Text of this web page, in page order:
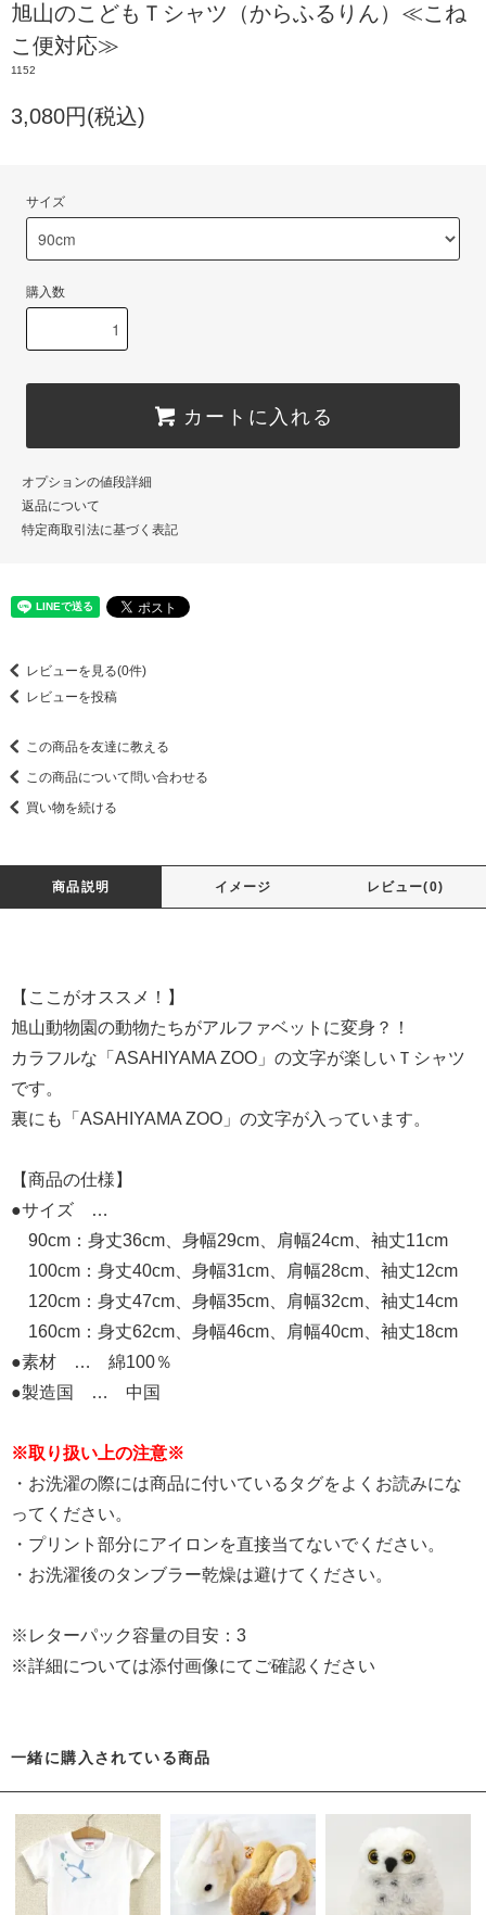
旭山のこどもＴシャツ（からふるりん）≪こね
こ便対応≫
1152
3,080円(税込)
サイズ
購入数
カートに入れる
オプションの値段詳細
返品について
特定商取引法に基づく表記
レビューを見る(0件)
レビューを投稿
この商品を友達に教える
この商品について問い合わせる
買い物を続ける
商品説明 イメージ レビュー(0)
【ここがオススメ！】
旭山動物園の動物たちがアルファベットに変身？！
カラフルな「ASAHIYAMA ZOO」の文字が楽しいＴシャツ
です。
裏にも「ASAHIYAMA ZOO」の文字が入っています。
【商品の仕様】
●サイズ …
90cm：身丈36cm、身幅29cm、肩幅24cm、袖丈11cm
100cm：身丈40cm、身幅31cm、肩幅28cm、袖丈12cm
120cm：身丈47cm、身幅35cm、肩幅32cm、袖丈14cm
160cm：身丈62cm、身幅46cm、肩幅40cm、袖丈18cm
●素材 … 綿100％
●製造国 … 中国
※取り扱い上の注意※
・お洗濯の際には商品に付いているタグをよくお読みにな
ってください。
・プリント部分にアイロンを直接当てないでください。
・お洗濯後のタンブラー乾燥は避けてください。
※レターパック容量の目安：3
※詳細については添付画像にてご確認ください
一緒に購入されている商品